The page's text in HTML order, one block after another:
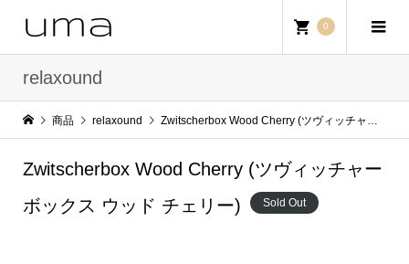
0
relaxound
商品 relaxound Zwitscherbox Wood Cherry (ツヴィッチャーボックス ウッド チェリー)
Zwitscherbox Wood Cherry (ツヴィッチャー
ボックス ウッド チェリー)
Sold Out